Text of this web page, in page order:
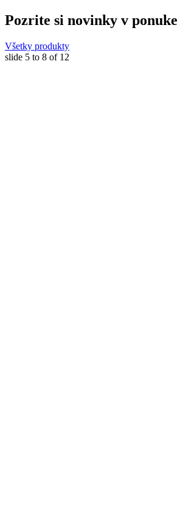
Pozrite si novinky v ponuke
Všetky produkty
slide 5 to 8 of 12